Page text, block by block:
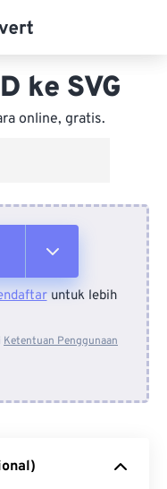
ke SVG
online, gratis.
untuk lebih
Ketentuan Penggunaan